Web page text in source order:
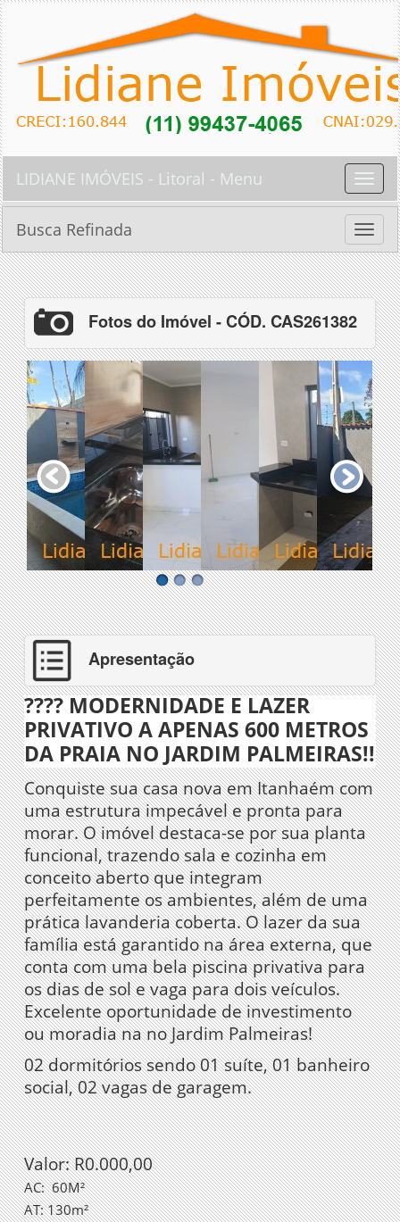
Toggle
LIDIANE IMÓVEIS - Litoral - Menu
Toggle
Busca Refinada
Fotos do Imóvel - CÓD. CAS261382
Apresentação
???? MODERNIDADE E LAZER
PRIVATIVO A APENAS 600 METROS
DA PRAIA NO JARDIM PALMEIRAS!!
Conquiste sua casa nova em Itanhaém com
uma estrutura impecável e pronta para
morar. O imóvel destaca-se por sua planta
funcional, trazendo sala e cozinha em
conceito aberto que integram
perfeitamente os ambientes, além de uma
prática lavanderia coberta. O lazer da sua
família está garantido na área externa, que
conta com uma bela piscina privativa para
os dias de sol e vaga para dois veículos.
Excelente oportunidade de investimento
ou moradia na no Jardim Palmeiras!
02 dormitórios sendo 01 suíte, 01 banheiro
social, 02 vagas de garagem.
Valor: R0.000,00
AC: 60M²
AT: 130m²